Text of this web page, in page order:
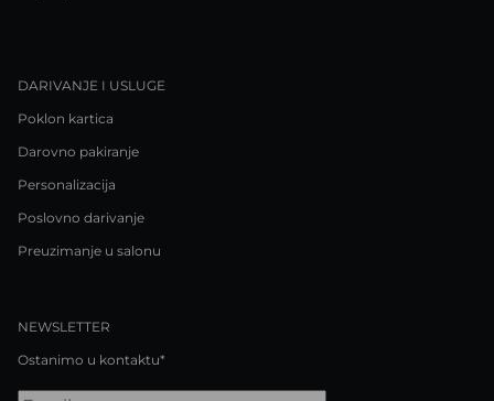
DARIVANJE I USLUGE
Poklon kartica
Darovno pakiranje
Personalizacija
Poslovno darivanje
Preuzimanje u salonu
NEWSLETTER
Ostanimo u kontaktu*